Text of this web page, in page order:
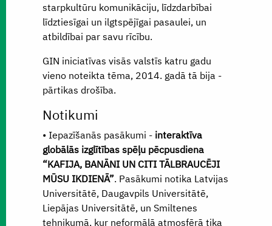
starpkultūru komunikāciju, līdzdarbībai
līdztiesīgai un ilgtspējīgai pasaulei, un
atbildībai par savu rīcību.
GIN iniciatīvas visās valstīs katru gadu
vieno noteikta tēma, 2014. gadā tā bija -
pārtikas drošība.
Notikumi
• Iepazīšanās pasākumi - interaktīva
globālās izglītības spēļu pēcpusdiena
“KAFIJA, BANĀNI UN CITI TĀLBRAUCĒJI
MŪSU IKDIENĀ”. Pasākumi notika Latvijas
Universitātē, Daugavpils Universitātē,
Liepājas Universitātē, un Smiltenes
tehnikumā, kur neformālā atmosfērā tika